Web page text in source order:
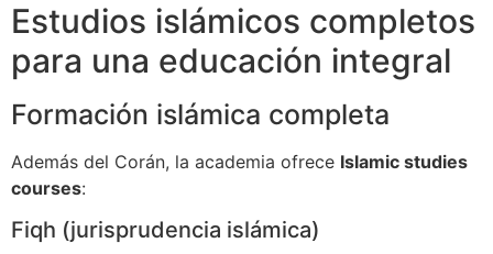
Estudios islámicos completos
para una educación integral
Formación islámica completa
Además del Corán, la academia ofrece Islamic studies
courses:
Fiqh (jurisprudencia islámica)